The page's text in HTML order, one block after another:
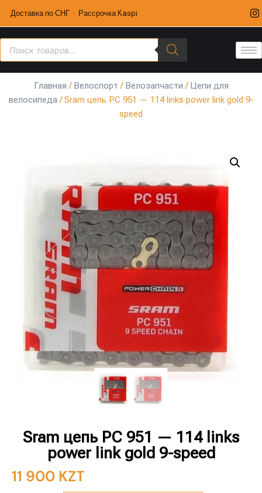
Доставка по СНГ · Рассрочка Kaspi
Главная / Велоспорт / Велозапчасти / Цепи для
велосипеда/ Sram цепь PC 951 — 114 links power link gold 9-
speed
Sram цепь PC 951 — 114 links
power link gold 9-speed
11 900 KZT